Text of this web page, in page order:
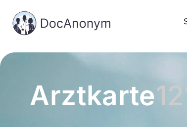
Arztkarte